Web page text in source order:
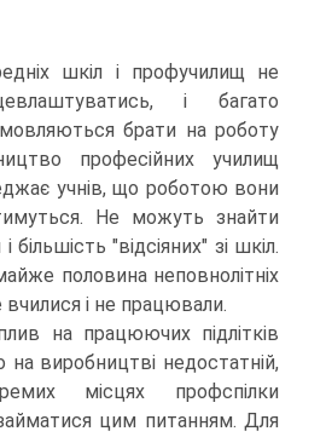
шкіл і профучилищ не
і багато
брати на роботу
професійних училищ
учнів, що роботою вони
Не можуть знайти
більшість "відсіяних" зі шкіл.
половина неповнолітніх
вчилися і не працювали.
на працюючих підлітків
на виробництві недостатній,
місцях профспілки
цим питанням. Для